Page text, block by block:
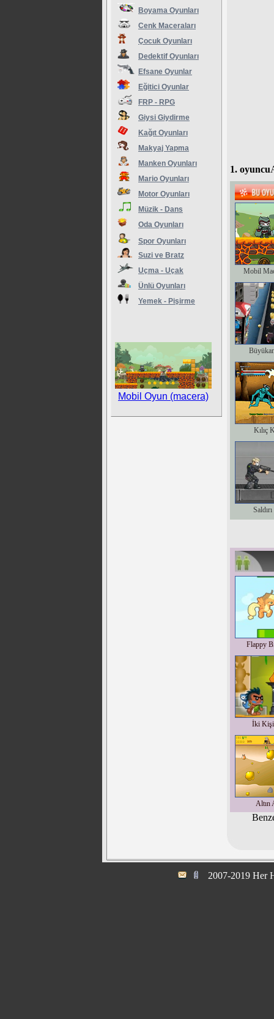
Boyama Oyunları
Cenk Maceraları
Çocuk Oyunları
Dedektif Oyunları
Efsane Oyunlar
Eğitici Oyunlar
FRP - RPG
Giysi Giydirme
Kağıt Oyunları
Makyaj Yapma
Manken Oyunları
Mario Oyunları
Motor Oyunları
Müzik - Dans
Oda Oyunları
Spor Oyunları
Suzi ve Bratz
Uçma - Uçak
Ünlü Oyunları
Yemek - Pişirme
Mobil Oyun (macera)
1. oyuncu
Mobil
Kılıç
Flappy
İki
Altın
2007-2019 Her